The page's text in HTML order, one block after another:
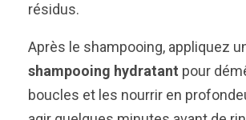
résidus.
Après le shampooing, appliquez
shampooing hydratant pour
boucles et les nourrir en